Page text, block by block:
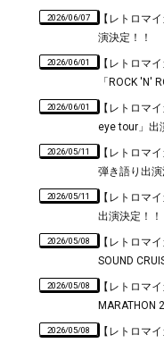
2026/06/07
【レトロマ
演決定！！
2026/06/01
【レトロマ
「ROCK 'N'
2026/06/01
【レトロマ
eye tour」出
2026/05/11
【レトロマ
弾き語り出演
2026/05/11
【レトロマ
出演決定！！
2026/05/08
【レトロマ
SOUND
2026/05/08
【レトロマ
MARATHON
2026/05/08
【レトロマ